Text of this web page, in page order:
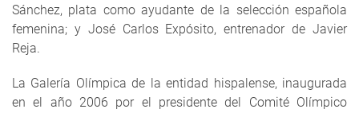
Sánchez, plata como ayudante de la selección española
femenina; y José Carlos Expósito, entrenador de Javier
Reja.
La Galería Olímpica de la entidad hispalense, inaugurada
en el año 2006 por el presidente del Comité Olímpico